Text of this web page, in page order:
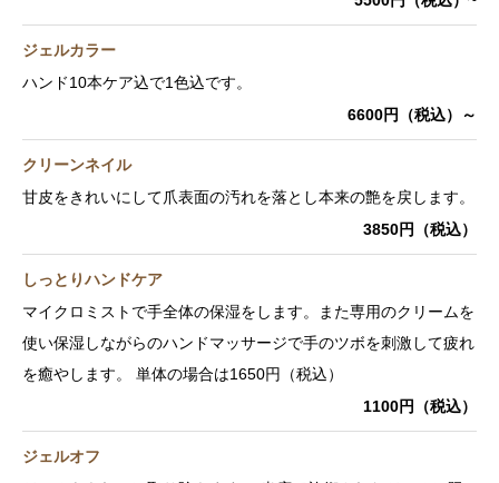
ジェルカラー
ハンド10本ケア込で1色込です。
6600円（税込）～
クリーンネイル
甘皮をきれいにして爪表面の汚れを落とし本来の艶を戻します。
3850円（税込）
しっとりハンドケア
マイクロミストで手全体の保湿をします。また専用のクリームを
使い保湿しながらのハンドマッサージで手のツボを刺激して疲れ
を癒やします。 単体の場合は1650円（税込）
1100円（税込）
ジェルオフ